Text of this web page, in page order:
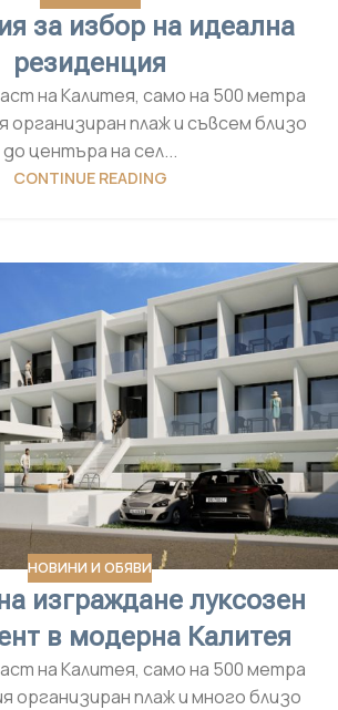
за избор на идеална
резиденция
на Калитея, само на 500 метра
организиран плаж и съвсем близо
до центъра на сел...
CONTINUE READING
НОВИНИ И ОБЯВИ
изграждане луксозен
в модерна Калитея
на Калитея, само на 500 метра
организиран плаж и много близо